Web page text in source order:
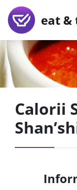
eat &
Calorii